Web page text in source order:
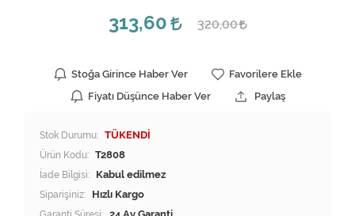
313,60
320,00
Stoğa Girince Haber Ver
Favorilere Ekle
Fiyatı Düşünce Haber Ver
Paylaş
Stok Durumu: TÜKENDİ
Ürün Kodu: T2808
İade Bilgisi:
Siparişiniz: Hızlı Kargo